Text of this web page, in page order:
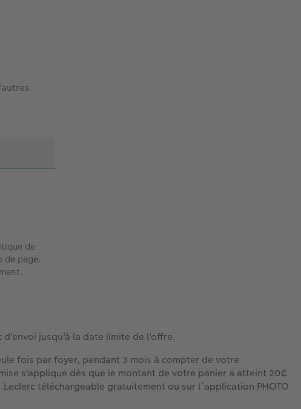
de
de page.
jusqu'à la date limite de l'offre.
fois par foyer, pendant 3 mois à compter de votre
s'applique dès que le montant de votre panier a atteint 20€
téléchargeable gratuitement ou sur l´application PHOTO